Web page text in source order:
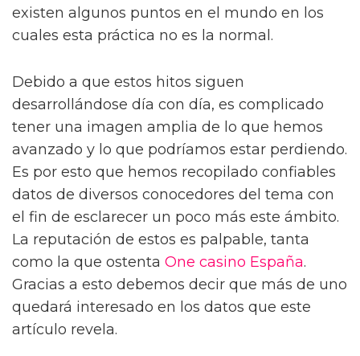
existen algunos puntos en el mundo en los
cuales esta práctica no es la normal.
Debido a que estos hitos siguen
desarrollándose día con día, es complicado
tener una imagen amplia de lo que hemos
avanzado y lo que podríamos estar perdiendo.
Es por esto que hemos recopilado confiables
datos de diversos conocedores del tema con
el fin de esclarecer un poco más este ámbito.
La reputación de estos es palpable, tanta
como la que ostenta One casino España.
Gracias a esto debemos decir que más de uno
quedará interesado en los datos que este
artículo revela.